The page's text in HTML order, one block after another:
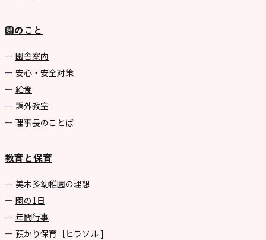
園のこと
園舎案内
安心・安全対策
給食
課外教室
理事長のことば
教育と保育
美⽊多幼稚園の理想
園の1⽇
年間⾏事
預かり保育［ヒラソル ]
学校法⼈諏訪森学園 諏訪森幼稚
園
⼤阪府私⽴幼稚園連盟
社会福祉法人野田福祉会